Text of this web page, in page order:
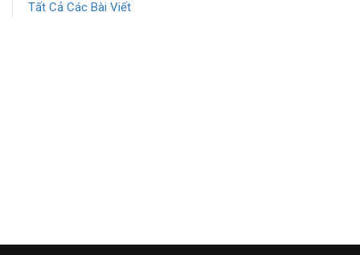
Tất Cả Các Bài Viết